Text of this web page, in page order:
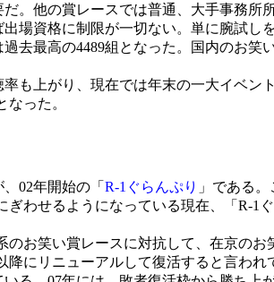
。他の賞レースでは普通、大手事務所
場資格に制限が一切ない。単に腕試し
去最高の4489組となった。国内のお笑
上がり、現在では年末の一大イベン
った。
02年開始の「 R-1ぐらんぷり 」である
わせるようになっている現在、「R-1
お笑い賞レースに対抗して、在京の
にリニューアルして復活すると言われ